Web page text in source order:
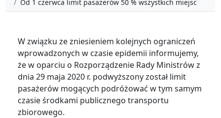
Od 1 czerwca limit pasażerów 50 % wszystkich miejsc
W związku ze zniesieniem kolejnych ograniczeń
wprowadzonych w czasie epidemii informujemy,
że w oparciu o Rozporządzenie Rady Ministrów z
dnia 29 maja 2020 r. podwyższony został limit
pasażerów mogących podróżować w tym samym
czasie środkami publicznego transportu
zbiorowego.